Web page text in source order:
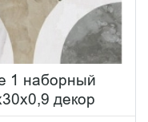
1 наборный
декор